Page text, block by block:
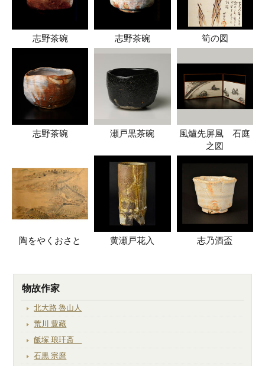
志野茶碗 志野茶碗 筍の図
志野茶碗 瀬戸黒茶碗
風爐先屏風 石庭
之図
陶をやくおさと 黄瀬戸花入 志乃酒盃
物故作家
北大路 魯山人
荒川 豊藏
飯塚 琅玕斎
石黒 宗麿